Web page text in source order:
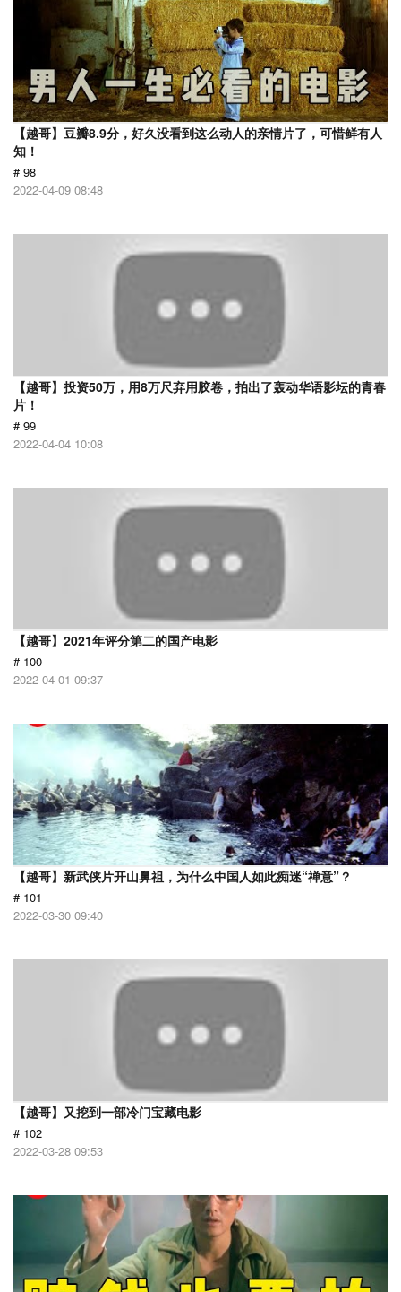
【越哥】豆瓣8.9分，好久没看到这么动人的亲情片了，可惜鲜有人
知！
# 98
2022-04-09 08:48
【越哥】投资50万，用8万尺弃用胶卷，拍出了轰动华语影坛的青春
片！
# 99
2022-04-04 10:08
【越哥】2021年评分第二的国产电影
# 100
2022-04-01 09:37
【越哥】新武侠片开山鼻祖，为什么中国人如此痴迷“禅意”？
# 101
2022-03-30 09:40
【越哥】又挖到一部冷门宝藏电影
# 102
2022-03-28 09:53